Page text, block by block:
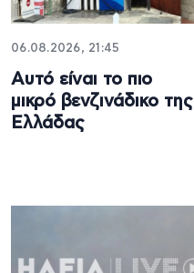
06.08.2026, 21:45
Αυτό είναι το πιο
μικρό βενζινάδικο της
Ελλάδας